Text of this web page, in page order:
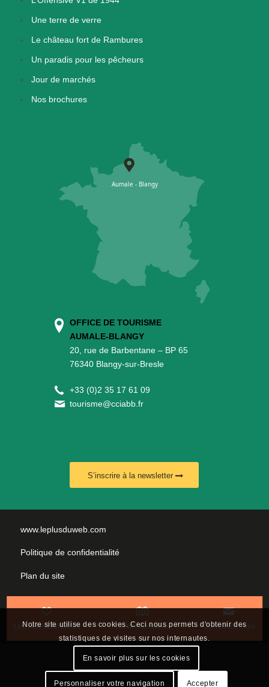
Les incontournables Carte interactive Contactez-nous
Une terre de verre
Le château fort de Rambures
Un paradis pour les pêcheurs
Jour de marchés
Nos brochures
OFFICE DE TOURISME
AUMALE-BLANGY
20, rue de Barbentane – BP 65
76340 Blangy-sur-Bresle
+33 (0)2 35 17 61 09
tourisme@cciabb.fr
S’inscrire à la newsletter
www.leplusduweb.com
Politique de confidentialité
Plan du site
Mentions légales
Nous contacter
Notre site utilise des cookies. Ceci nous permets d'obtenir des
statistiques de visites sur nos internautes.
En savoir plus sur les cookies
Personnaliser votre navigation Accepter